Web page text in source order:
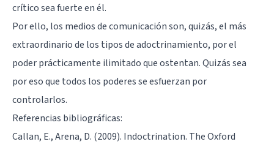
crítico sea fuerte en él.
Por ello, los medios de comunicación son, quizás, el más
extraordinario de los tipos de adoctrinamiento, por el
poder prácticamente ilimitado que ostentan. Quizás sea
por eso que todos los poderes se esfuerzan por
controlarlos.
Referencias bibliográficas:
Callan, E., Arena, D. (2009). Indoctrination. The Oxford